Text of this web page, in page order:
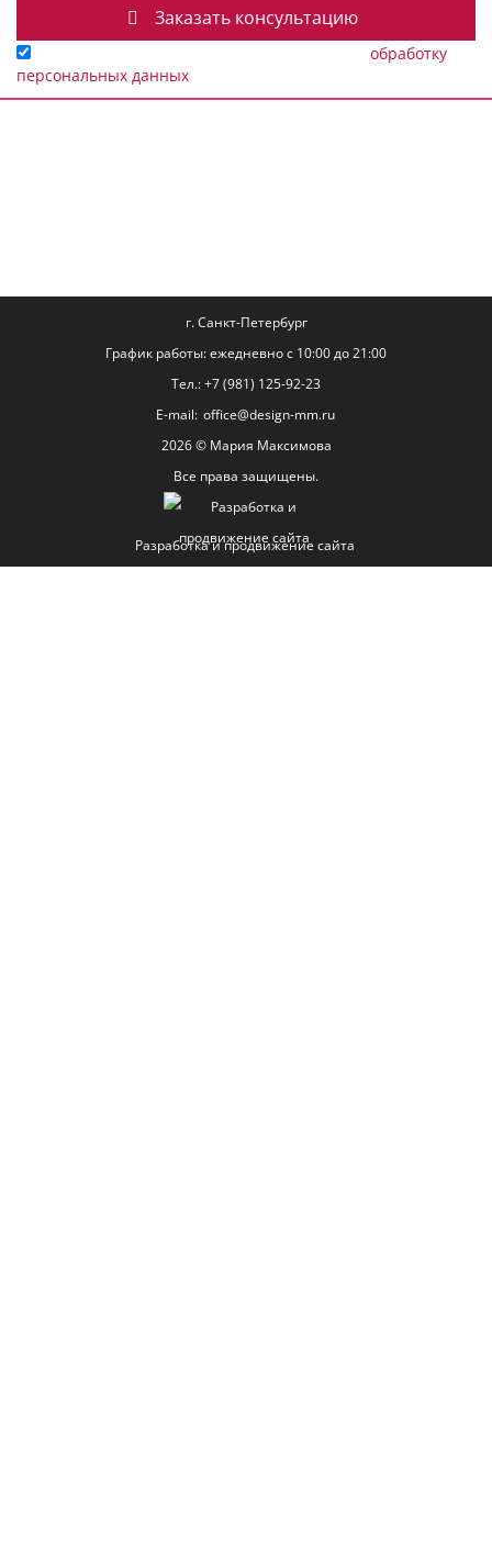
обработку
персональных данных
г. Санкт-Петербург
График работы: ежедневно с 10:00 до 21:00
Тел.:+7 (981) 125-92-23
E-mail: office@design-mm.ru
2026 © Мария Максимова
Все права защищены.
Разработка и продвижение сайта